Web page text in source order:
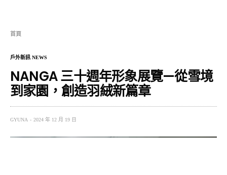
首頁
戶外新訊 NEWS
NANGA 三十週年形象展覽—從雪境
到家園，創造羽絨新篇章
GYUNA 2024 年 12 月 19 日